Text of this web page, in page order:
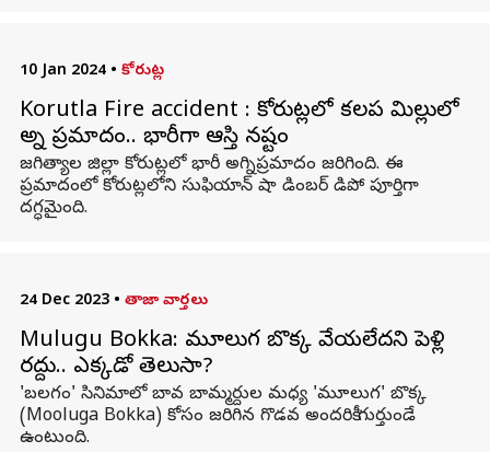
10 Jan 2024 • కోరుట్ల
Korutla Fire accident : కోరుట్లలో కలప మిల్లులో
అగ్ని ప్రమాదం.. భారీగా ఆస్తి నష్టం
జగిత్యాల జిల్లా కోరుట్లలో భారీ అగ్నిప్రమాదం జరిగింది. ఈ
ప్రమాదంలో కోరుట్లలోని సుఫియాన్‌ షా డింబర్ డిపో పూర్తిగా
దగ్ధమైంది.
24 Dec 2023 • తాజా వార్తలు
Mulugu Bokka: మూలుగ బొక్క వేయలేదని పెళ్లి
రద్దు.. ఎక్కడో తెలుసా?
'బలగం' సినిమాలో బావ బామ్మర్దుల మధ్య 'మూలుగ' బొక్క
(Mooluga Bokka) కోసం జరిగిన గొడవ అందరికీ గుర్తుండే
ఉంటుంది.